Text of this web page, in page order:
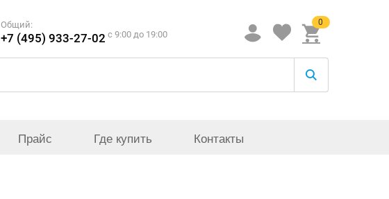
Общий:
+7 (495) 933-27-02 c 9:00 до 19:00
0
Прайс Где купить Контакты